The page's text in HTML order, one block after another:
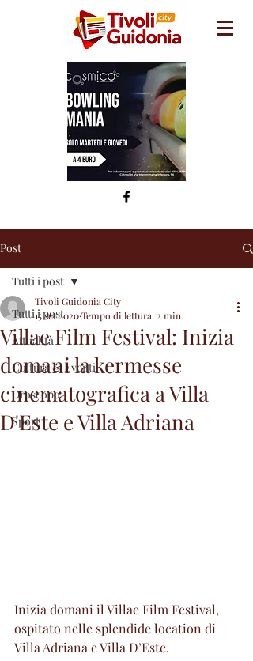
Post
Tutti i post
Attualità
Cultura & Eventi
Oroscopo
Sport
Tutti i post
Villae Film Festival: Inizia
domani la kermesse
cinematografica a Villa
D'Este e Villa Adriana
Tivoli Guidonia City
15 set 2020Tempo di lettura: 2 min
Inizia domani il Villae Film Festival,
ospitato nelle splendide location di
Villa Adriana e Villa D’Este.